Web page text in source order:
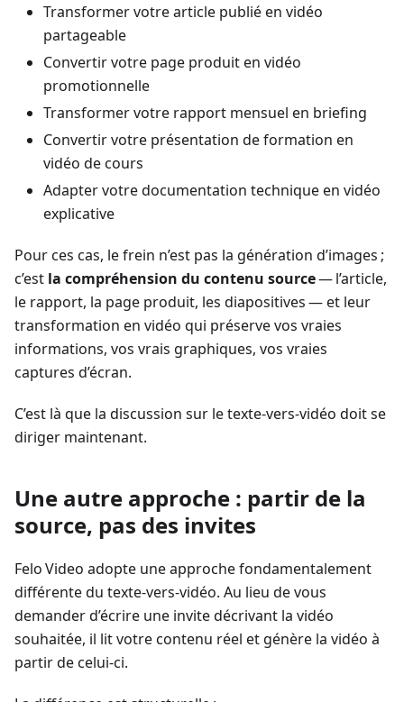
Transformer votre article publié en vidéo
partageable
Convertir votre page produit en vidéo
promotionnelle
Transformer votre rapport mensuel en briefing
Convertir votre présentation de formation en
vidéo de cours
Adapter votre documentation technique en vidéo
explicative
Pour ces cas, le frein n’est pas la génération d’images ;
c’est la compréhension du contenu source— l’article,
le rapport, la page produit, les diapositives — et leur
transformation en vidéo qui préserve vos vraies
informations, vos vrais graphiques, vos vraies
captures d’écran.
C’est là que la discussion sur le texte‑vers‑vidéo doit se
diriger maintenant.
Une autre approche : partir de la
source, pas des invites
Felo Video adopte une approche fondamentalement
différente du texte‑vers‑vidéo. Au lieu de vous
demander d’écrire une invite décrivant la vidéo
souhaitée, il lit votre contenu réel et génère la vidéo à
partir de celui‑ci.